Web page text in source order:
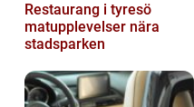
Restaurang i tyresö
matupplevelser nära
stadsparken